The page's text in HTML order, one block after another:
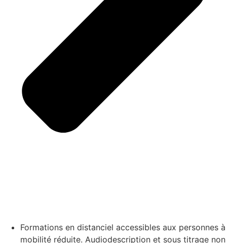
Formations en distanciel accessibles aux personnes à
mobilité réduite. Audiodescription et sous titrage non